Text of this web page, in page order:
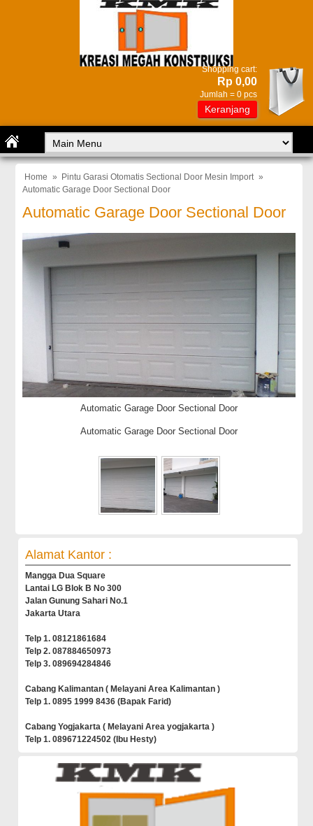
Shopping cart:
Rp 0,00
Jumlah = 0 pcs
Keranjang
Home » Pintu Garasi Otomatis Sectional Door Mesin Import »
Automatic Garage Door Sectional Door
Automatic Garage Door Sectional Door
Automatic Garage Door Sectional Door
Automatic Garage Door Sectional Door
Alamat Kantor :
Mangga Dua Square
Lantai LG Blok B No 300
Jalan Gunung Sahari No.1
Jakarta Utara
Telp 1. 08121861684
Telp 2. 087884650973
Telp 3. 089694284846
Cabang Kalimantan ( Melayani Area Kalimantan )
Telp 1. 0895 1999 8436 (Bapak Farid)
Cabang Yogjakarta ( Melayani Area yogjakarta )
Telp 1. 089671224502 (Ibu Hesty)